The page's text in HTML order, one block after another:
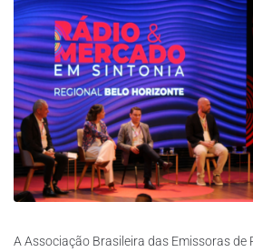
A Associação Brasileira das Emissoras de